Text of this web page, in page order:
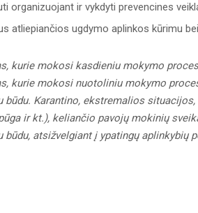
organizuojant ir vykdyti prevencines
atliepiančios ugdymo aplinkos kūrimu
kurie mokosi kasdieniu mokymo
kurie mokosi nuotoliniu mokymo
būdu. Karantino, ekstremalios
ir kt.), keliančio pavojų mokinių
būdu, atsižvelgiant į ypatingų aplinkybių